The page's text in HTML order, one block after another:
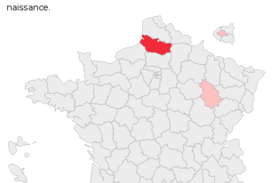
naissance.